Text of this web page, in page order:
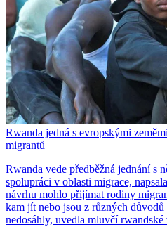
Rwanda jedná s evropskými
migrantů
Rwanda vede předběžná jednání s
spolupráci v oblasti migrace,
návrhu mohlo přijímat rodiny
kam jít nebo jsou z různých
nedosáhly, uvedla mluvčí